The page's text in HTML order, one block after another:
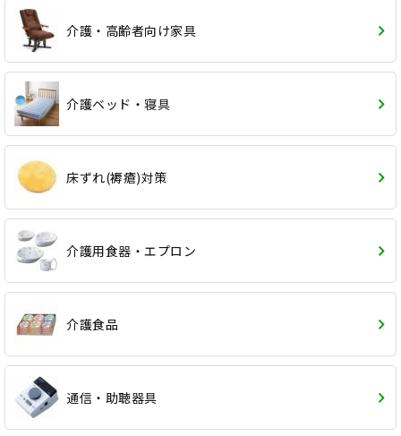
介護・高齢者向け家具
介護ベッド・寝具
床ずれ(褥瘡)対策
介護用食器・エプロン
介護食品
通信・助聴器具